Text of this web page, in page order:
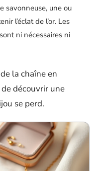
savonneuse, une ou
l’éclat de l’or. Les
ni nécessaires ni
la chaîne en
découvrir une
se perd.